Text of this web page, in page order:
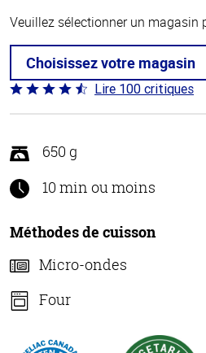
Veuillez sélectionner un magasin
Choisissez votre magasin
Coté
4.4 sur
Lire 100 critiques
650 g
10 min ou moins
Méthodes de cuisson
Micro-ondes
Four